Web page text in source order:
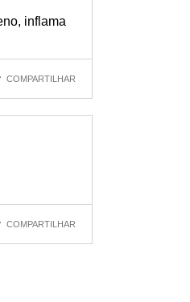
inflama
COMPARTILHAR
COMPARTILHAR